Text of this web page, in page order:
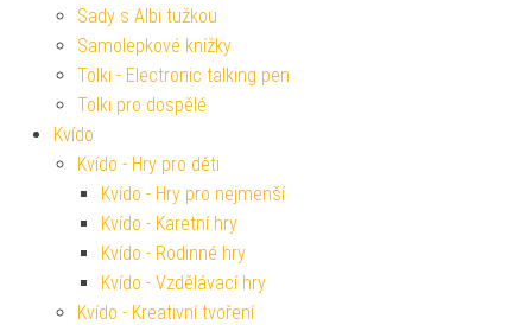
Sady s Albi tužkou
Samolepkové knížky
Tolki - Electronic talking pen
Tolki pro dospělé
Kvído
Kvído - Hry pro děti
Kvído - Hry pro nejmenší
Kvído - Karetní hry
Kvído - Rodinné hry
Kvído - Vzdělávací hry
Kvído - Kreativní tvoření